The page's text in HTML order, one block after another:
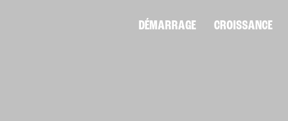
DÉMARRAGE CROISSANCE